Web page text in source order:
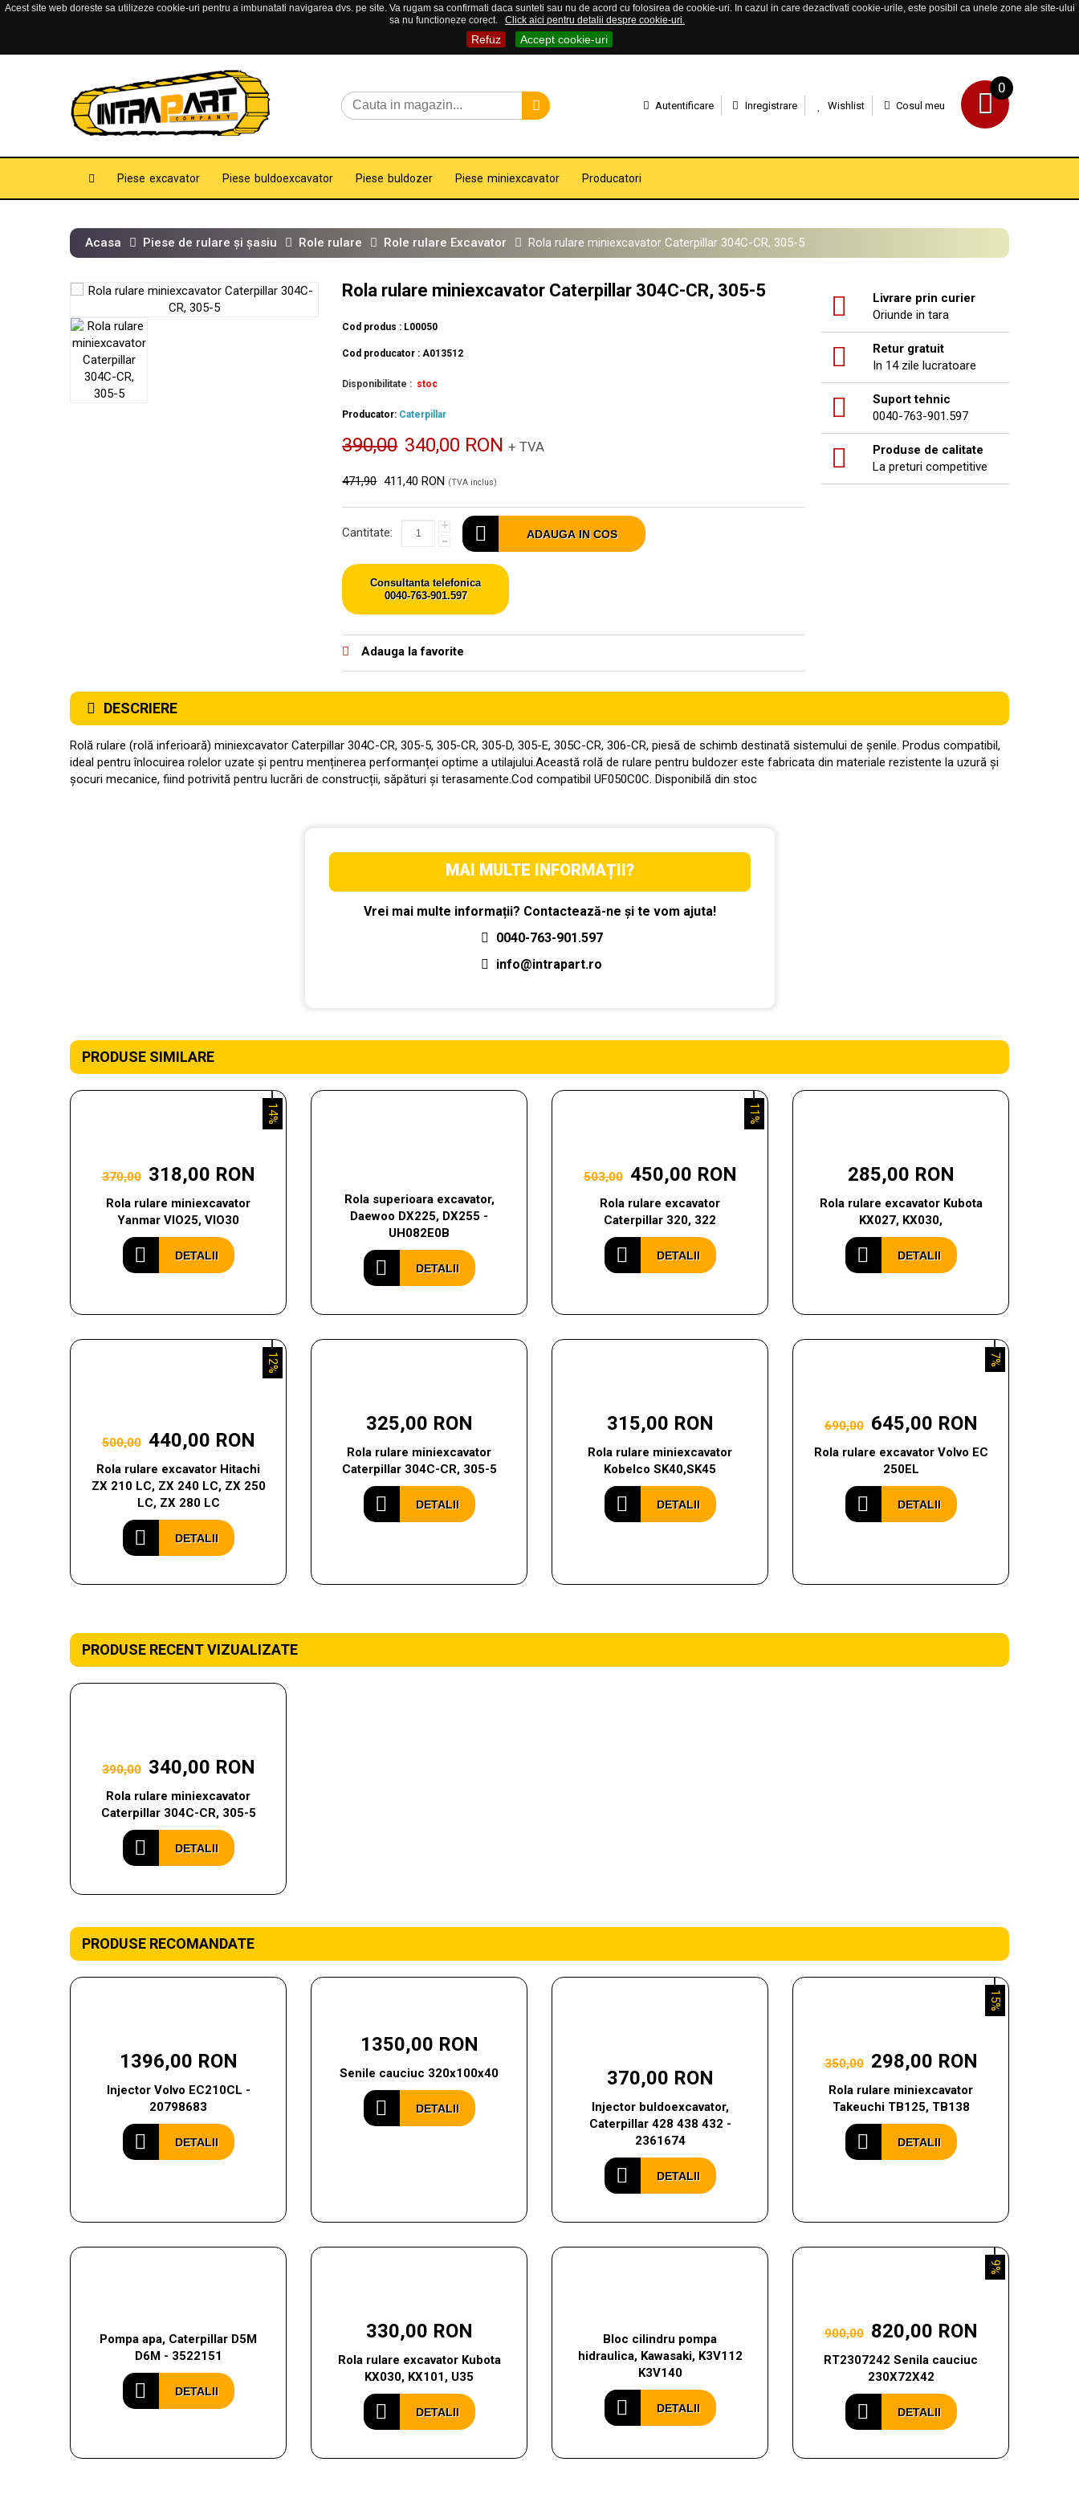
Acest site web doreste sa utilizeze cookie-uri pentru a imbunatati navigarea dvs. pe site. Va rugam sa confirmati daca sunteti sau nu de acord cu folosirea de cookie-uri. In cazul in care dezactivati cookie-urile, este posibil ca unele zone ale site-ului
sa nu functioneze corect.
Click aici pentru detalii despre cookie-uri.
Refuz Accept cookie-uri
0
Autentificare Inregistrare Wishlist Cosul meu
Piese excavator Piese buldoexcavator Piese buldozer Piese miniexcavator Producatori
Acasa Piese de rulare și șasiu Role rulare Role rulare Excavator Rola rulare miniexcavator Caterpillar 304C-CR, 305-5
Livrare prin curier
Oriunde in tara
Retur gratuit
In 14 zile lucratoare
Suport tehnic
0040-763-901.597
Produse de calitate
La preturi competitive
Rola rulare miniexcavator Caterpillar 304C-CR, 305-5
Cod produs : L00050
Cod producator : A013512
Disponibilitate : stoc
Producator: Caterpillar
390,00 340,00 RON+ TVA
471,90 411,40 RON (TVA inclus)
Cantitate: +
- ADAUGA IN COS
Consultanta telefonica
0040-763-901.597
Adauga la favorite
DESCRIERE
Rolă rulare (rolă inferioară) miniexcavator Caterpillar 304C-CR, 305-5, 305-CR, 305-D, 305-E, 305C-CR, 306-CR, piesă de schimb destinată sistemului de șenile. Produs compatibil,
ideal pentru înlocuirea rolelor uzate și pentru menținerea performanței optime a utilajului.Această rolă de rulare pentru buldozer este fabricata din materiale rezistente la uzură și
șocuri mecanice, fiind potrivită pentru lucrări de construcții, săpături și terasamente.Cod compatibil UF050C0C. Disponibilă din stoc
MAI MULTE INFORMAȚII?
Vrei mai multe informații? Contactează-ne și te vom ajuta!
0040-763-901.597
info@intrapart.ro
PRODUSE SIMILARE
370,00 318,00 RON
Rola rulare miniexcavator
Yanmar VIO25, VIO30
DETALII
14%
Rola superioara excavator,
Daewoo DX225, DX255 -
UH082E0B
DETALII
503,00 450,00 RON
Rola rulare excavator
Caterpillar 320, 322
DETALII
11%
285,00 RON
Rola rulare excavator Kubota
KX027, KX030,
DETALII
500,00 440,00 RON
Rola rulare excavator Hitachi
ZX 210 LC, ZX 240 LC, ZX 250
LC, ZX 280 LC
DETALII
12%
325,00 RON
Rola rulare miniexcavator
Caterpillar 304C-CR, 305-5
DETALII
315,00 RON
Rola rulare miniexcavator
Kobelco SK40,SK45
DETALII
690,00 645,00 RON
Rola rulare excavator Volvo EC
250EL
DETALII
7%
PRODUSE RECENT VIZUALIZATE
390,00 340,00 RON
Rola rulare miniexcavator
Caterpillar 304C-CR, 305-5
DETALII
PRODUSE RECOMANDATE
1396,00 RON
Injector Volvo EC210CL -
20798683
DETALII
1350,00 RON
Senile cauciuc 320x100x40
DETALII
370,00 RON
Injector buldoexcavator,
Caterpillar 428 438 432 -
2361674
DETALII
350,00 298,00 RON
Rola rulare miniexcavator
Takeuchi TB125, TB138
DETALII
15%
Pompa apa, Caterpillar D5M
D6M - 3522151
DETALII
330,00 RON
Rola rulare excavator Kubota
KX030, KX101, U35
DETALII
Bloc cilindru pompa
hidraulica, Kawasaki, K3V112
K3V140
DETALII
900,00 820,00 RON
RT2307242 Senila cauciuc
230X72X42
DETALII
9%